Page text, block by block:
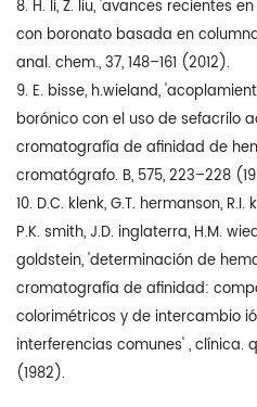
8. H. li, Z. liu, 'avances recientes
con boronato basada en
anal. chem., 37, 148–161 (2012).
9. E. bisse, h.wieland,
borónico con el uso de sefacrilo
cromatografía de afinidad de
cromatógrafo. B, 575, 223–228
10. D.C. klenk, G.T. hermanson,
P.K. smith, J.D. inglaterra, H.M.
goldstein, 'determinación de
cromatografía de afinidad:
colorimétricos y de intercambio
interferencias comunes' , clínica.
(1982).